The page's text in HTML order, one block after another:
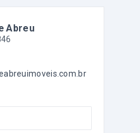
Abreu